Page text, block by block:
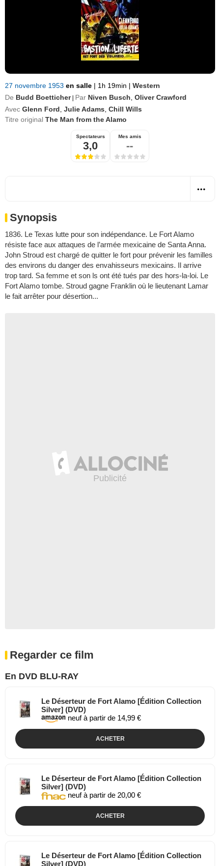
27 novembre 1953 en salle | 1h 19min | Western
De Budd Boetticher Par Niven Busch Oliver Crawford
Avec Glenn Ford Julie Adams Chill Wills
Titre original The Man from the Alamo
Spectateurs
3,0
Mes amis
--
Synopsis
1836. Le Texas lutte pour son indépendance. Le Fort Alamo
résiste face aux attaques de l’armée mexicaine de Santa Anna.
John Stroud est chargé de quitter le fort pour prévenir les familles
des environs du danger des envahisseurs mexicains. Il arrive
trop tard. Sa femme et son ls ont été tués par des hors-la-loi. Le
Fort Alamo tombe. Stroud gagne Franklin où le lieutenant Lamar
le fait arrêter pour désertion...
Regarder ce film
En DVD BLU-RAY
Le Déserteur de Fort Alamo [Édition Collection
Silver] (DVD)
neuf à partir de 14,99 €
ACHETER
Le Déserteur de Fort Alamo [Édition Collection
Silver] (DVD)
neuf à partir de 20,00 €
ACHETER
Le Déserteur de Fort Alamo [Édition Collection
Silver] (DVD)